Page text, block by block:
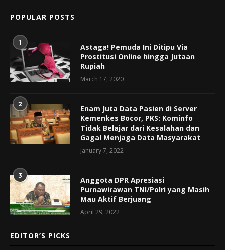
POPULAR POSTS
1
Astaga! Pemuda Ini Ditipu Via
Prostitusi Online hingga Jutaan
Rupiah
March 17, 2020
2
Enam Juta Data Pasien di Server
Kemenkes Bocor, PKS: Kominfo
Tidak Belajar dari Kesalahan dan
Gagal Menjaga Data Masyarakat
January 7, 2022
3
Anggota DPR Apresiasi
Purnawirawan TNI/Polri yang Masih
Mau Aktif Berjuang
April 29, 2022
EDITOR’S PICKS